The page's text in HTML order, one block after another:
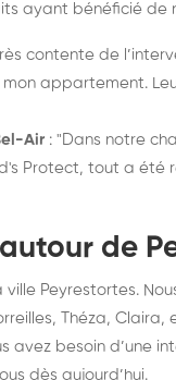
ayant bénéficié de
contente de
appartement.
Air : "Dans notre
Protect, tout a été
de
Peyrestortes.
Théza,
avez besoin d’une
dès aujourd’hui.